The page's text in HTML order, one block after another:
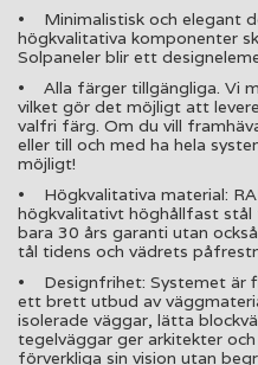
• Minimalistisk och elegant
högkvalitativa komponenter
Solpaneler blir ett
• Alla färger tillgängliga. Vi
vilket gör det möjligt att
valfri färg. Om du vill
eller till och med ha hela
möjligt!
• Högkvalitativa material:
högkvalitativt höghållfast stål
bara 30 års garanti utan
tål tidens och vädrets
• Designfrihet: Systemet är
ett brett utbud av
isolerade väggar, lätta
tegelväggar ger arkitekter
förverkliga sin vision utan